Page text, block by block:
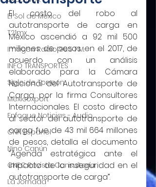
El Sol de México
T21mx
Imagen Radio 90.5 F.M.
INFO TRANSPORTES
Siglo de Torreón
Mexicoxport
Enfoque Noticias - Audio
CNN Español
Nino Canún
CNEC Revista Consultoría
La Jornada
El costo del robo al
autotransporte de carga en
México ascendió a 92 mil 500
millones de pesos en el 2017, de
acuerdo con un análisis
elaborado para la Cámara
Nacional del Autotransporte de
Carga, por la firma Consultores
Internacionales. El costo directo
al sector del autotransporte de
carga fue de 43 mil 664 millones
de pesos, detalla el documento
“Agenda estratégica ante el
impacto de la inseguridad en el
autotransporte de carga”.